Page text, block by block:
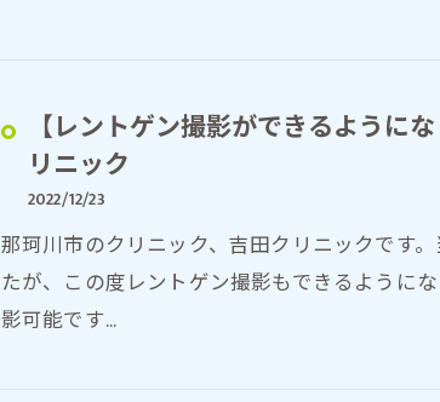
【レントゲン撮影ができるように
リニック
2022/12/23
那珂川市のクリニック、吉田クリニックです
たが、この度レントゲン撮影もできるように
影可能です…